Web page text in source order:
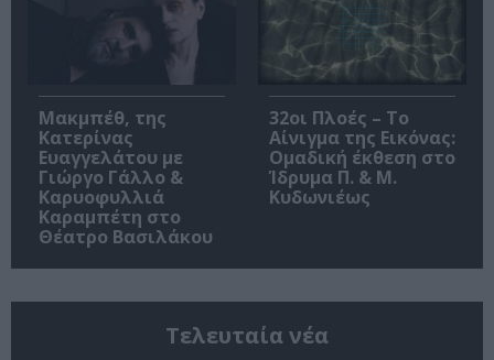
Μακμπέθ, της
Κατερίνας
Ευαγγελάτου με
Γιώργο Γάλλο &
Καρυοφυλλιά
Καραμπέτη στο
Θέατρο Βασιλάκου
32οι Πλοές – Το
Αίνιγμα της Εικόνας:
Ομαδική έκθεση στο
Ίδρυμα Π. & Μ.
Κυδωνιέως
Τελευταία νέα